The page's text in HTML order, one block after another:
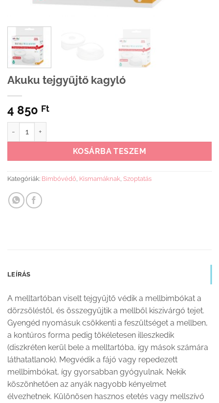
Akuku tejgyűjtő kagyló
4 850 Ft
KOSÁRBA TESZEM
Kategóriák: Bimbóvédő Kismamáknak Szoptatás
LEÍRÁS
A melltartóban viselt tejgyűjtő védik a mellbimbókat a
dörzsöléstől, és összegyűjtik a mellből kiszivárgó tejet.
Gyengéd nyomásuk csökkenti a feszültséget a mellben,
a kontúros forma pedig tökéletesen illeszkedik
(diszkréten kerül bele a melltartóba, így mások számára
láthatatlanok). Megvédik a fájó vagy repedezett
mellbimbókat, így gyorsabban gyógyulnak. Nekik
köszönhetően az anyák nagyobb kényelmet
élvezhetnek. Különösen hasznos etetés vagy mellszívó